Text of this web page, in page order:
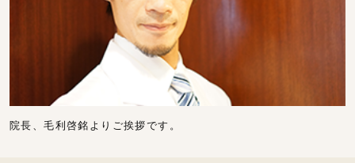
院長、毛利啓銘よりご挨拶です。